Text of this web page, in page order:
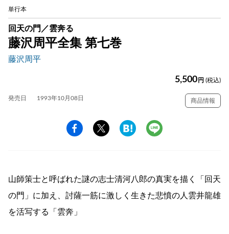
単行本
回天の門／雲奔る
藤沢周平全集 第七巻
藤沢周平
5,500 円 (税込)
発売日 1993年10月08日 商品情報
山師策士と呼ばれた謎の志士清河八郎の真実を描く「回天
の門」に加え、討薩一筋に激しく生きた悲憤の人雲井龍雄
を活写する「雲奔」